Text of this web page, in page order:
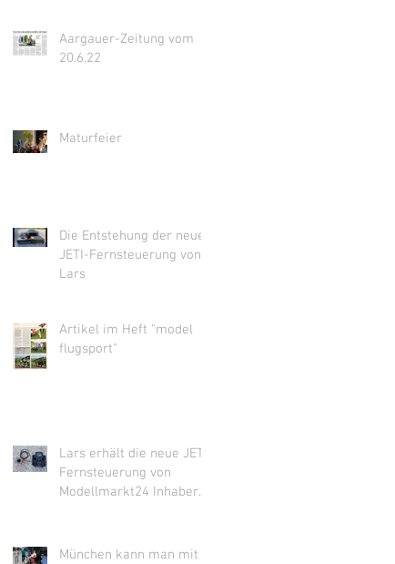
Aargauer-Zeitung vom
20.6.22
Maturfeier
Die Entstehung der neuen
JETI-Fernsteuerung von
Lars
Artikel im Heft "model
flugsport"
Lars erhält die neue JETI
Fernsteuerung von
Modellmarkt24 Inhaber
München kann man mit